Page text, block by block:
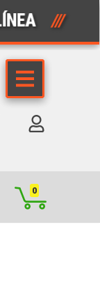
///
0